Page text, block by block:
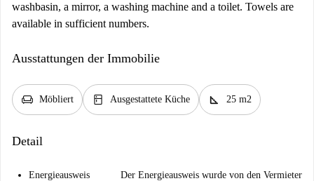
washbasin, a mirror, a washing machine and a toilet. Towels are
available in sufficient numbers.
Ausstattungen der Immobilie
chair Möbliert kitchen Ausgestattete Küche square_foot 25 m2
Detail
Energieausweis
Der Energieausweis wurde von den Vermieter